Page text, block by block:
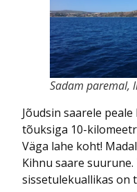
Sadam paremal,
Jõudsin saarele
tõuksiga 10-
Väga lahe koht!
Kihnu saare
sissetulekuallikas on